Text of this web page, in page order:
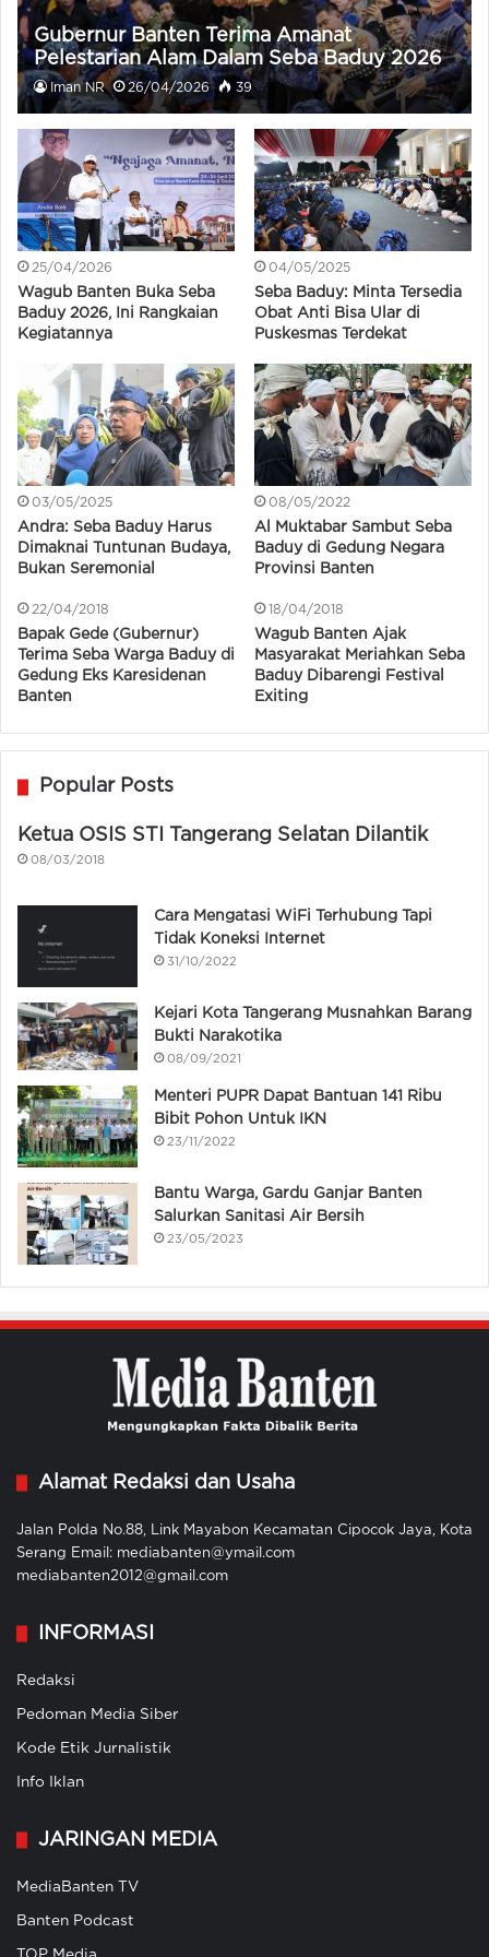
Gubernur Banten Terima Amanat
Pelestarian Alam Dalam Seba Baduy 2026
Iman NR 26/04/2026 39
25/04/2026
Wagub Banten Buka Seba
Baduy 2026, Ini Rangkaian
Kegiatannya
04/05/2025
Seba Baduy: Minta Tersedia
Obat Anti Bisa Ular di
Puskesmas Terdekat
03/05/2025
Andra: Seba Baduy Harus
Dimaknai Tuntunan Budaya,
Bukan Seremonial
08/05/2022
Al Muktabar Sambut Seba
Baduy di Gedung Negara
Provinsi Banten
22/04/2018
Bapak Gede (Gubernur)
Terima Seba Warga Baduy di
Gedung Eks Karesidenan
Banten
18/04/2018
Wagub Banten Ajak
Masyarakat Meriahkan Seba
Baduy Dibarengi Festival
Exiting
Popular Posts
Ketua OSIS STI Tangerang Selatan Dilantik
08/03/2018
Cara Mengatasi WiFi Terhubung Tapi
Tidak Koneksi Internet
31/10/2022
Kejari Kota Tangerang Musnahkan Barang
Bukti Narakotika
08/09/2021
Menteri PUPR Dapat Bantuan 141 Ribu
Bibit Pohon Untuk IKN
23/11/2022
Bantu Warga, Gardu Ganjar Banten
Salurkan Sanitasi Air Bersih
23/05/2023
Alamat Redaksi dan Usaha
Jalan Polda No.88, Link Mayabon Kecamatan Cipocok Jaya, Kota
Serang Email: mediabanten@ymail.com
mediabanten2012@gmail.com
INFORMASI
Redaksi
Pedoman Media Siber
Kode Etik Jurnalistik
Info Iklan
JARINGAN MEDIA
MediaBanten TV
Banten Podcast